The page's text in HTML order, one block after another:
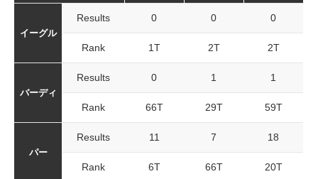
イーグル
Results 0 0 0
Rank 1T 2T 2T
バーディ
Results 0 1 1
Rank 66T 29T 59T
パー
Results 11 7 18
Rank 6T 66T 20T